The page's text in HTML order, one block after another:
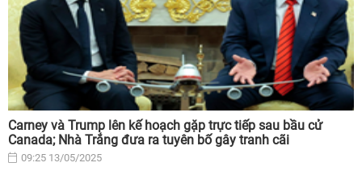
Carney và Trump lên kế hoạch gặp trực tiếp sau bầu cử
Canada; Nhà Trắng đưa ra tuyên bố gây tranh cãi
09:25 13/05/2025